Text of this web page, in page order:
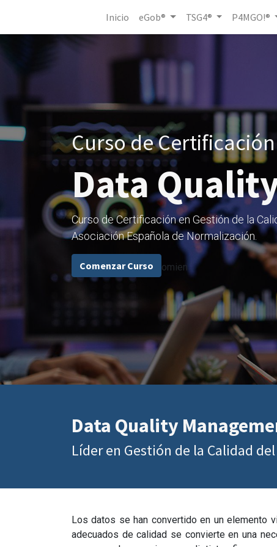
Inicio eGob® TSG4® P4MGO!®
Curso de
Data
Curso de Certificación en Gestión de la
Asociación Española de Normalización.
Comenzar Curso omien
Data Quality
Líder en Gestión de la Calidad
Los datos se han convertido en un elemento
adecuados de calidad se convierte en una